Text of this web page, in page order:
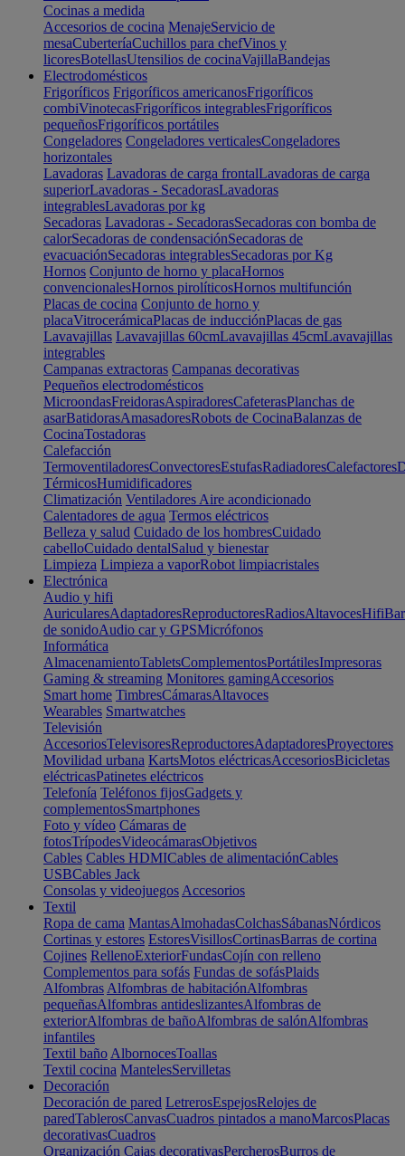
Cocinas a medida
Accesorios de cocina MenajeServicio de
mesaCuberteríaCuchillos para chefVinos y
licoresBotellasUtensilios de cocinaVajillaBandejas
Electrodomésticos
Frigoríficos Frigoríficos americanosFrigoríficos
combiVinotecasFrigoríficos integrablesFrigoríficos
pequeñosFrigoríficos portátiles
Congeladores Congeladores verticalesCongeladores
horizontales
Lavadoras Lavadoras de carga frontalLavadoras de carga
superiorLavadoras - SecadorasLavadoras
integrablesLavadoras por kg
Secadoras Lavadoras - SecadorasSecadoras con bomba de
calorSecadoras de condensaciónSecadoras de
evacuaciónSecadoras integrablesSecadoras por Kg
Hornos Conjunto de horno y placaHornos
convencionalesHornos pirolíticosHornos multifunción
Placas de cocina Conjunto de horno y
placaVitrocerámicaPlacas de inducciónPlacas de gas
Lavavajillas Lavavajillas 60cmLavavajillas 45cmLavavajillas
integrables
Campanas extractoras Campanas decorativas
Pequeños electrodomésticos
MicroondasFreidorasAspiradoresCafeterasPlanchas de
asarBatidorasAmasadoresRobots de CocinaBalanzas de
CocinaTostadoras
Calefacción
TermoventiladoresConvectoresEstufasRadiadoresCalefactores
TérmicosHumidificadores
Climatización Ventiladores Aire acondicionado
Calentadores de agua Termos eléctricos
Belleza y salud Cuidado de los hombresCuidado
cabelloCuidado dentalSalud y bienestar
Limpieza Limpieza a vaporRobot limpiacristales
Electrónica
Audio y hifi
AuricularesAdaptadoresReproductoresRadiosAltavocesHifi
de sonidoAudio car y GPSMicrófonos
Informática
AlmacenamientoTabletsComplementosPortátilesImpresoras
Gaming & streaming Monitores gamingAccesorios
Smart home TimbresCámarasAltavoces
Wearables Smartwatches
Televisión
AccesoriosTelevisoresReproductoresAdaptadoresProyectores
Movilidad urbana KartsMotos eléctricasAccesoriosBicicletas
eléctricasPatinetes eléctricos
Telefonía Teléfonos fijosGadgets y
complementosSmartphones
Foto y vídeo Cámaras de
fotosTrípodesVideocámarasObjetivos
Cables Cables HDMICables de alimentaciónCables
USBCables Jack
Consolas y videojuegos Accesorios
Textil
Ropa de cama MantasAlmohadasColchasSábanasNórdicos
Cortinas y estores EstoresVisillosCortinasBarras de cortina
Cojines RellenoExteriorFundasCojín con relleno
Complementos para sofás Fundas de sofásPlaids
Alfombras Alfombras de habitaciónAlfombras
pequeñasAlfombras antideslizantesAlfombras de
exteriorAlfombras de bañoAlfombras de salónAlfombras
infantiles
Textil baño AlbornocesToallas
Textil cocina MantelesServilletas
Decoración
Decoración de pared LetrerosEspejosRelojes de
paredTablerosCanvasCuadros pintados a manoMarcosPlacas
decorativasCuadros
Organización Cajas decorativasPercherosBurros de